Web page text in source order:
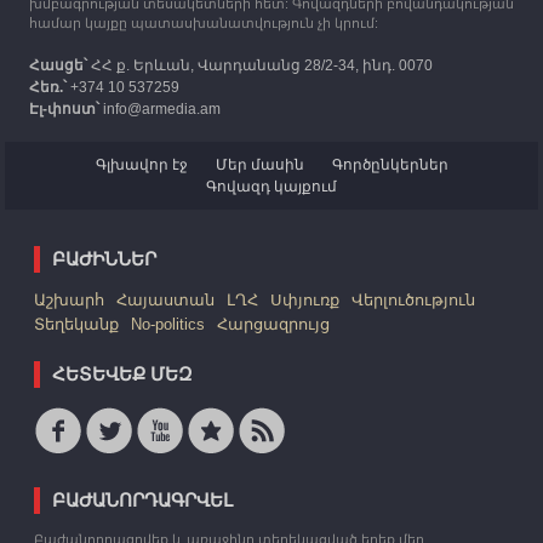
խմբագրության տեսակետների հետ: Գովազդների բովանդակության
համար կայքը պատասխանատվություն չի կրում:
Հասցե՝ՀՀ ք. Երևան, Վարդանանց 28/2-34, ինդ. 0070
Հեռ.՝+374 10 537259
Էլ-փոստ՝info@armedia.am
Գլխավոր էջ Մեր մասին
Գործընկերներ
Գովազդ կայքում
ԲԱԺԻՆՆԵՐ
Աշխարհ Հայաստան ԼՂՀ Սփյուռք
Վերլուծություն
Տեղեկանք
No-politics Հարցազրույց
ՀԵՏԵՎԵՔ ՄԵԶ
ԲԱԺԱՆՈՐԴԱԳՐՎԵԼ
Բաժանորդագրվեք և առաջինը տեղեկացված եղեք մեր